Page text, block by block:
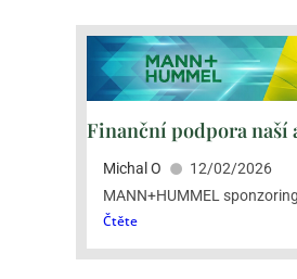
Finanční podpora naší
Michal O
12/02/2026
MANN+HUMMEL sponzoring
Čtěte